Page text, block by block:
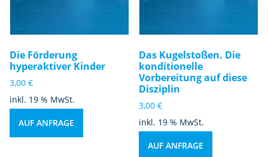
Die Förderung
hyperaktiver Kinder
3,00 €
inkl. 19 % MwSt.
AUF ANFRAGE
Das Kugelstoßen. Die
konditionelle
Vorbereitung auf diese
Disziplin
3,00€
inkl. 19 % MwSt.
AUF ANFRAGE